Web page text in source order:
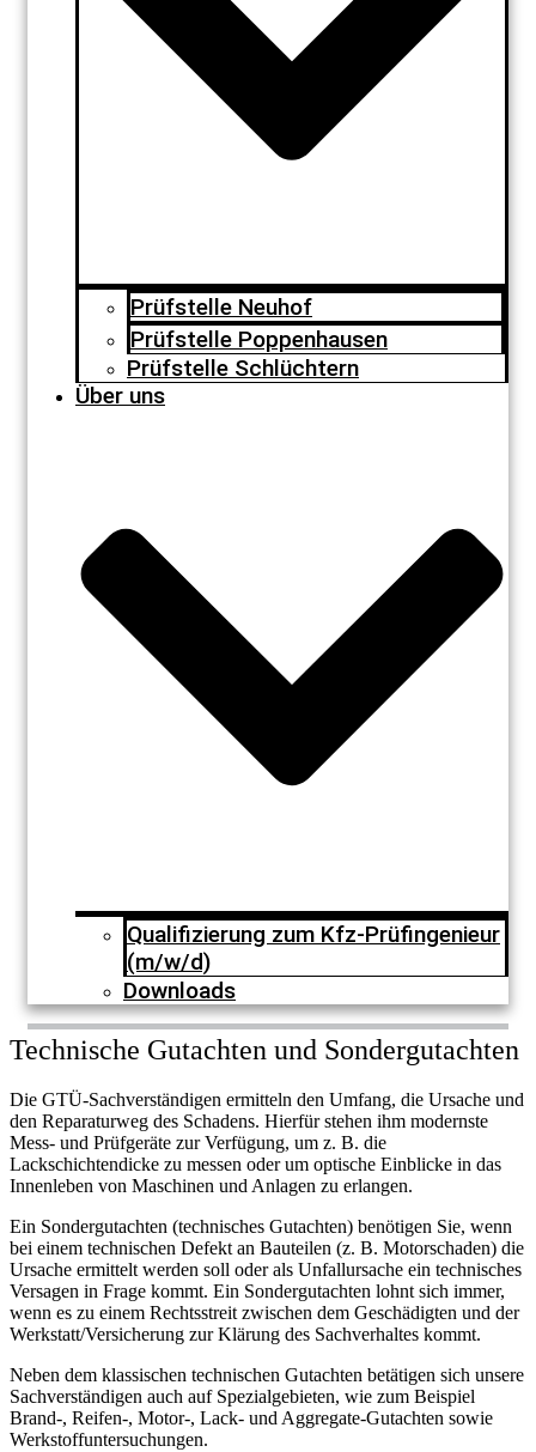
Prüfstelle Neuhof
Prüfstelle Poppenhausen
Prüfstelle Schlüchtern
Über uns
Qualifizierung zum Kfz-Prüfingenieur
(m/w/d)
Downloads
Technische Gutachten und Sondergutachten
Die GTÜ-Sachverständigen ermitteln den Umfang, die Ursache und
den Reparaturweg des Schadens. Hierfür stehen ihm modernste
Mess- und Prüfgeräte zur Verfügung, um z. B. die
Lackschichtendicke zu messen oder um optische Einblicke in das
Innenleben von Maschinen und Anlagen zu erlangen.
Ein Sondergutachten (technisches Gutachten) benötigen Sie, wenn
bei einem technischen Defekt an Bauteilen (z. B. Motorschaden) die
Ursache ermittelt werden soll oder als Unfallursache ein technisches
Versagen in Frage kommt. Ein Sondergutachten lohnt sich immer,
wenn es zu einem Rechtsstreit zwischen dem Geschädigten und der
Werkstatt/Versicherung zur Klärung des Sachverhaltes kommt.
Neben dem klassischen technischen Gutachten betätigen sich unsere
Sachverständigen auch auf Spezialgebieten, wie zum Beispiel
Brand-, Reifen-, Motor-, Lack- und Aggregate-Gutachten sowie
Werkstoffuntersuchungen.